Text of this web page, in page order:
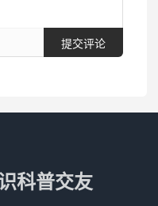
提交评论
科普交友